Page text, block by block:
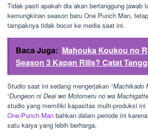
Tidak pasti apakah dia akan bertanggung jawab
kemungkinan season baru One Punch Man,
tampaknya tidak bocor ke media saat ini.
Baca Juga: Mahouka Koukou no
Season 3 Kapan Rilis? Catat
Studio saat ini sedang mengerjakan “Machikado
“Dungeon ni Deai wo Motomeru no wa
studio yang memiliki kapasitas multi-produksi
One-Punch Man bahkan dalam periode ini
satu karya yang lebih berharga.